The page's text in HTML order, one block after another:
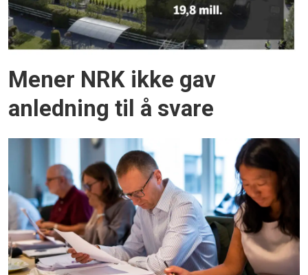
Mener NRK ikke gav
anledning til å svare